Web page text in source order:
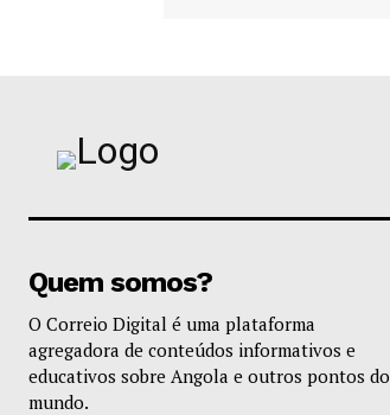
Quem somos?
O Correio Digital é uma plataforma
agregadora de conteúdos informativos e
educativos sobre Angola e outros pontos do
mundo.